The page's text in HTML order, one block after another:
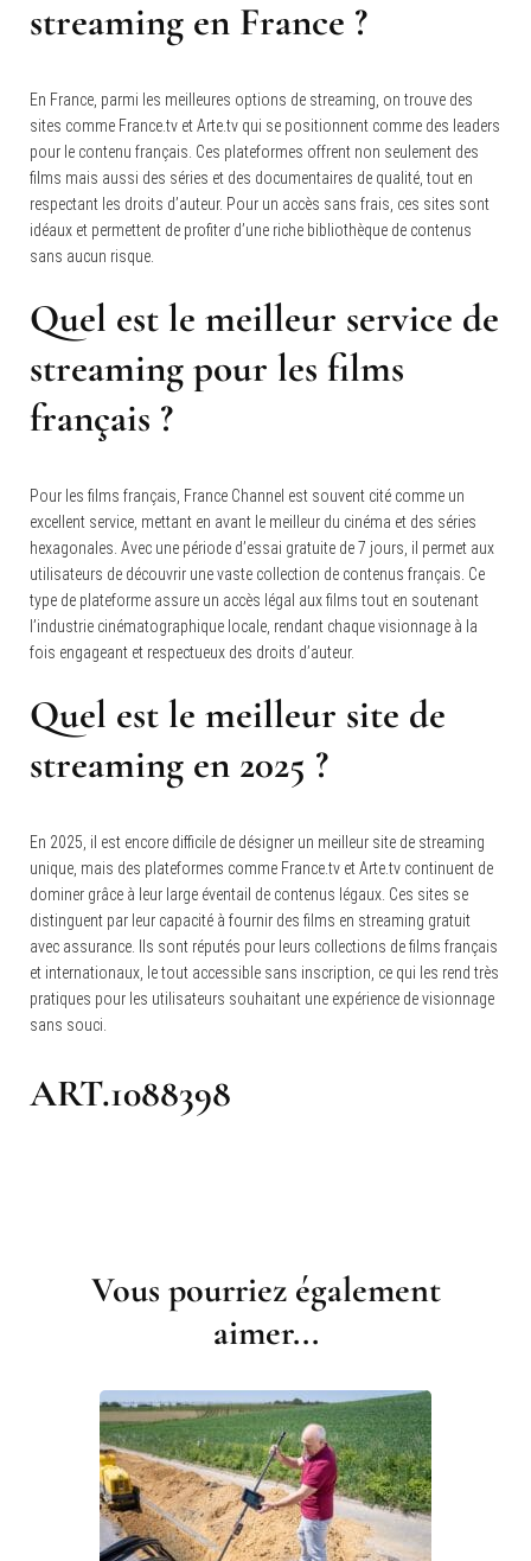
streaming en France ?
En France, parmi les meilleures options de streaming, on trouve des
sites comme France.tv et Arte.tv qui se positionnent comme des leaders
pour le contenu français. Ces plateformes offrent non seulement des
films mais aussi des séries et des documentaires de qualité, tout en
respectant les droits d’auteur. Pour un accès sans frais, ces sites sont
idéaux et permettent de profiter d’une riche bibliothèque de contenus
sans aucun risque.
Quel est le meilleur service de
streaming pour les films
français ?
Pour les films français, France Channel est souvent cité comme un
excellent service, mettant en avant le meilleur du cinéma et des séries
hexagonales. Avec une période d’essai gratuite de 7 jours, il permet aux
utilisateurs de découvrir une vaste collection de contenus français. Ce
type de plateforme assure un accès légal aux films tout en soutenant
l’industrie cinématographique locale, rendant chaque visionnage à la
fois engageant et respectueux des droits d’auteur.
Quel est le meilleur site de
streaming en 2025 ?
En 2025, il est encore difficile de désigner un meilleur site de streaming
unique, mais des plateformes comme France.tv et Arte.tv continuent de
dominer grâce à leur large éventail de contenus légaux. Ces sites se
distinguent par leur capacité à fournir des films en streaming gratuit
avec assurance. Ils sont réputés pour leurs collections de films français
et internationaux, le tout accessible sans inscription, ce qui les rend très
pratiques pour les utilisateurs souhaitant une expérience de visionnage
sans souci.
ART.1088398
Vous pourriez également
aimer...